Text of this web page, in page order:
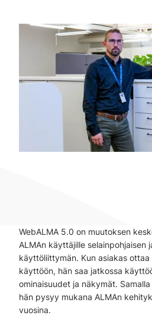
WebALMA 5.0 on muutoksen
ALMAn käyttäjille selainpohjaisen
käyttöliittymän. Kun asiakas ottaa
käyttöön, hän saa jatkossa
ominaisuudet ja näkymät.
hän pysyy mukana ALMAn
vuosina.